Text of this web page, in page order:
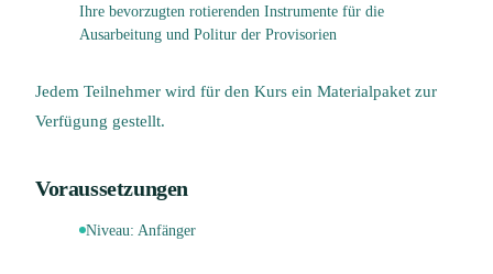
Ihre bevorzugten rotierenden Instrumente für die
Ausarbeitung und Politur der Provisorien
Jedem Teilnehmer wird für den Kurs ein Materialpaket zur
Verfügung gestellt.
Voraussetzungen
Niveau: Anfänger